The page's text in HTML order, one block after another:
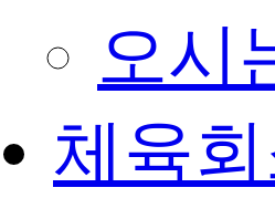
오시
체육